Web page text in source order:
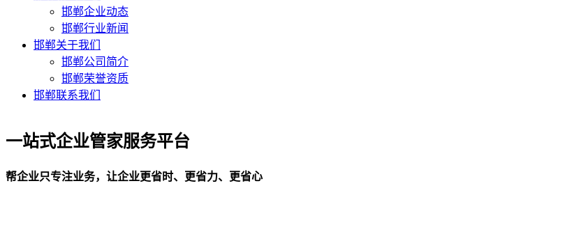
邯郸企业动态
邯郸行业新闻
邯郸关于我们
邯郸公司简介
邯郸荣誉资质
邯郸联系我们
一站式企业管家服务平台
帮企业只专注业务，让企业更省时、更省力、更省心